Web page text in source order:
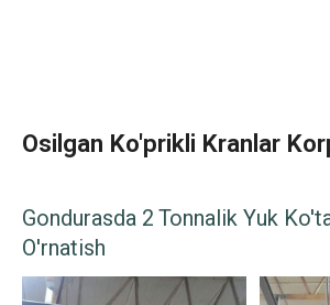
Osilgan Ko'prikli Kranlar
Gondurasda 2 Tonnalik Yuk
O'rnatish